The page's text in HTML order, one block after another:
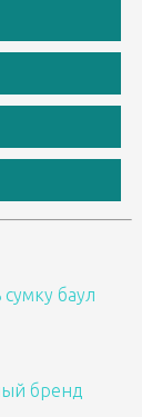
баул
бренд